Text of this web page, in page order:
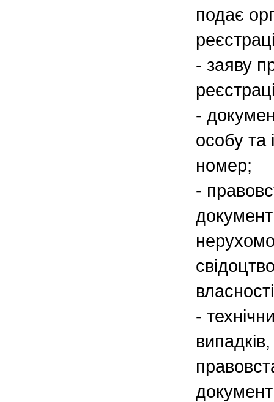
подає
- заяву
-
особу та
номер;
-
-